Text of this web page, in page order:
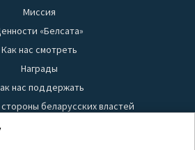
Миссия
«Белсата»
Как нас смотреть
Награды
нас поддержать
беларусских властей
материалов